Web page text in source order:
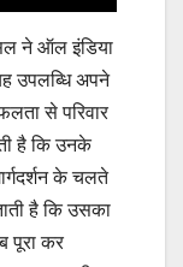
ने ऑल इंडिया
उपलब्धि अपने
से परिवार
है कि उनके
के चलते
है कि उसका
पूरा कर